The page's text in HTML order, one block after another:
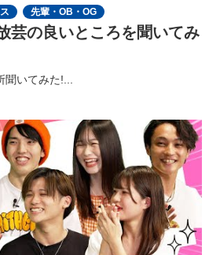
先輩・OB・OG
芸の良いところを聞いてみ
聞いてみた!...